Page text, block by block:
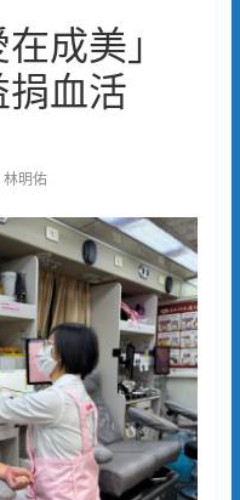
成美」
血活
明佑